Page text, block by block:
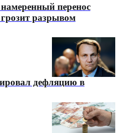
перенос
разрывом
дефляцию в